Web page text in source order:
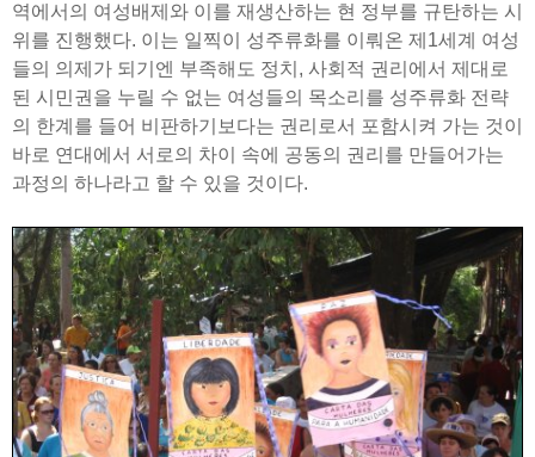
역에서의 여성배제와 이를 재생산하는 현 정부를 규탄하는 시
위를 진행했다. 이는 일찍이 성주류화를 이뤄온 제1세계 여성
들의 의제가 되기엔 부족해도 정치, 사회적 권리에서 제대로
된 시민권을 누릴 수 없는 여성들의 목소리를 성주류화 전략
의 한계를 들어 비판하기보다는 권리로서 포함시켜 가는 것이
바로 연대에서 서로의 차이 속에 공동의 권리를 만들어가는
과정의 하나라고 할 수 있을 것이다.